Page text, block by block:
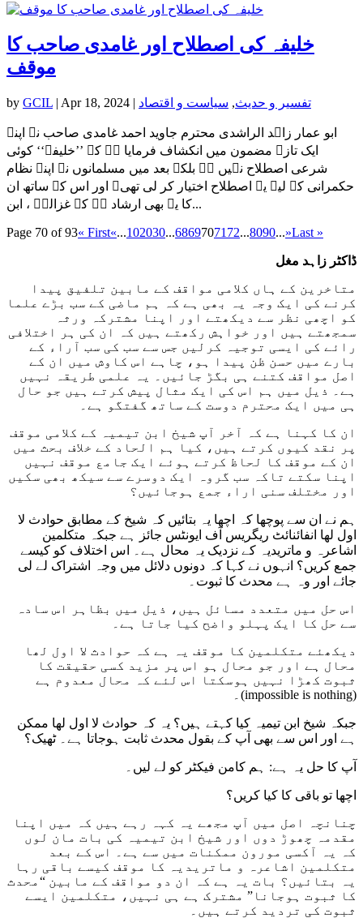
خلیفہ کی اصطلاح اور غامدی صاحب کا
موقف
by GCIL | Apr 18, 2024 | تفسیر و حدیث, سیاست و اقتصاد
ابو عمار زاہد الراشدی محترم جاوید احمد غامدی صاحب نے اپنے
ایک تازہ مضمون میں انکشاف فرمایا ہے کہ ’’خلیفہ‘‘ کوئی
شرعی اصطلاح نہیں ہے بلکہ بعد میں مسلمانوں نے اپنے نظام
حکمرانی کے لیے یہ اصطلاح اختیار کر لی تھی۔ اور اس کے ساتھ ان
کا یہ بھی ارشاد ہے کہ غزالیؒ ، ابن...
Page 70 of 93« First«...102030...68697071 72...8090...»Last »
ڈاکٹر زاہد مغل
متاخرین کے ہاں کلامی مواقف کے مابین تلفیق پیدا
کرنے کی ایک وجہ یہ بھی ہے کہ ہم ماضی کے سب بڑے علما
کو اچھی نظر سے دیکھتے اور اپنا مشترکہ ورثہ
سمجھتے ہیں اور خواہش رکھتے ہیں کہ ان کی ہر اختلافی
رائے کی ایسی توجیہ کرلیں جس سے سب کی سب آراء کے
بارے میں حسن ظن پیدا ہو، چاہے اس کاوش میں ان کے
اصل مواقف کتنے ہی بگڑ جائیں۔ یہ علمی طریقہ نہیں
ہے۔ ذیل میں ہم اس کی ایک مثال پیش کرتے ہیں جو حال
ہی میں ایک محترم دوست کے ساتھ گفتگو ہے۔
ان کا کہنا ہے کہ آخر آپ شیخ ابن تیمیہ کے کلامی موقف
پر نقد کیوں کرتے ہیں، کیا ہم الحاد کے خلاف بحث میں
ان کے موقف کا لحاظ کرتے ہوئے ایک جامع موقف نہیں
اپنا سکتے تاکہ سب گروہ ایک دوسرے سے سیکھ بھی سکیں
اور مختلف سنی اراء جمع ہوجائیں؟
ہم نے ان سے پوچھا کہ اچھا یہ بتائیں کہ شیخ کے مطابق حوادث لا
اول لھا انفائنائٹ ریگریس آف ایونٹس جائز ہے جبکہ متکلمین
اشاعرہ و ماتریدیہ کے نزدیک یہ محال ہے۔ اس اختلاف کو کیسے
جمع کریں؟ انہوں نے کہا کہ دونوں دلائل میں وجہ اشتراک لے لی
جائے اور وہ ہے محدث کا ثبوت۔
اس حل میں متعدد مسائل ہیں، ذیل میں بظاہر اس سادہ
سے حل کا ایک پہلو واضح کیا جاتا ہے۔
دیکھئے متکلمین کا موقف یہ ہے کہ حوادث لا اول لھا
محال ہے اور جو محال ہو اس پر مزید کسی حقیقت کا
ثبوت کھڑا نہیں ہوسکتا اس لئے کہ محال معدوم ہے
(impossible is nothing)۔
جبکہ شیخ ابن تیمیہ کیا کہتے ہیں؟ یہ کہ حوادث لا اول لھا ممکن
ہے اور اس سے بھی آپ کے بقول محدث ثابت ہوجاتا ہے۔ ٹھیک؟
آپ کا حل یہ ہے: ہم کامن فیکٹر کو لے لیں۔
اچھا تو باقی کا کیا کریں؟
چنانچہ اصل میں آپ مجھے یہ کہہ رہے ہیں کہ میں اپنا
مقدمہ چھوڑ دوں اور شیخ ابن تیمیہ کی بات مان لوں
کہ یہ آکسی مورون ممکنات میں سے ہے۔ اس کے بعد
متکلمین اشاعرہ و ماتریدیہ کا موقف کیسے باقی رہا
یہ بتائیں؟ بات یہ ہے کہ ان دو مواقف کے مابین “محدث
کا ثبوت ہوجانا” مشترک ہے ہی نہیں، متکلمین ایسے
ثبوت کی تردید کرتے ہیں۔